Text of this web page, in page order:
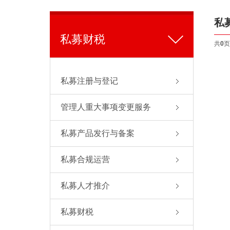
私募财税
私募注册与登记
管理人重大事项变更服务
私募产品发行与备案
私募合规运营
私募人才推介
私募财税
私
共0页